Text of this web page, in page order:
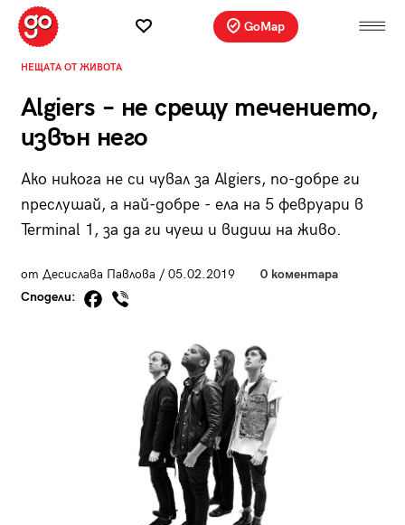
GoMap
НЕЩАТА ОТ ЖИВОТА
Algiers – не срещу течението,
извън него
Ако никога не си чувал за Algiers, по-добре ги
преслушай, а най-добре - ела на 5 февруари в
Terminal 1, за да ги чуеш и видиш на живо.
от Десислава Павлова / 05.02.2019
0 коментара
Сподели: